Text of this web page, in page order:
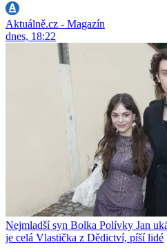
Aktuálně.cz - Magazín
dnes, 18:22
Nejmladší syn Bolka Polívky Jan
je celá Vlastička z Dědictví, píší lidé